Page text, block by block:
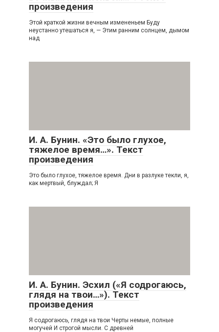
произведения
Этой краткой жизни вечным измененьем Буду
неустанно утешаться я, — Этим ранним солнцем, дымом
над
И. А. Бунин. «Это было глухое,
тяжелое время…». Текст
произведения
Это было глухое, тяжелое время. Дни в разлуке текли, я,
как мертвый, блуждал; Я
И. А. Бунин. Эсхил («Я содрогаюсь,
глядя на твои…»). Текст
произведения
Я содрогаюсь, глядя на твои Черты немые, полные
могучей И строгой мысли. С древней